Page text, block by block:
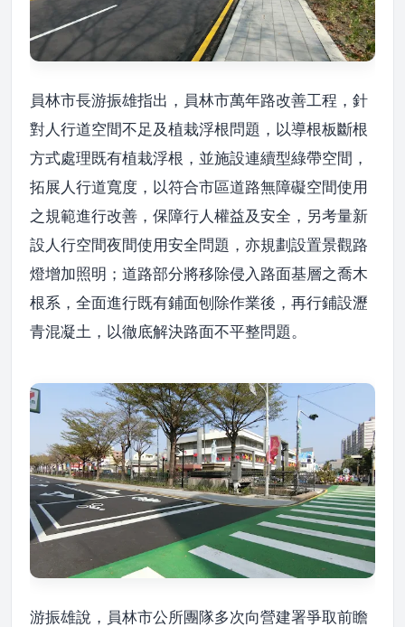
員林市長游振雄指出，員林市萬年路改善工程，針
對人行道空間不足及植栽浮根問題，以導根板斷根
方式處理既有植栽浮根，並施設連續型綠帶空間，
拓展人行道寬度，以符合市區道路無障礙空間使用
之規範進行改善，保障行人權益及安全，另考量新
設人行空間夜間使用安全問題，亦規劃設置景觀路
燈增加照明；道路部分將移除侵入路面基層之喬木
根系，全面進行既有鋪面刨除作業後，再行鋪設瀝
青混凝土，以徹底解決路面不平整問題。
游振雄說，員林市公所團隊多次向營建署爭取前瞻